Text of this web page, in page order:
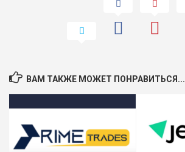
ВАМ ТАКЖЕ МОЖЕТ ПОНРАВИТЬСЯ...